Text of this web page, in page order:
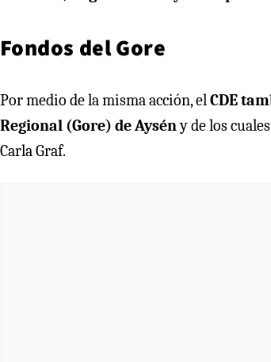
Fondos del Gore
Por medio de la misma acción, elCDE
Regional (Gore) de Aysény de los
Carla Graf.